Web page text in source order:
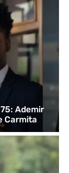
Ademir
Carmita